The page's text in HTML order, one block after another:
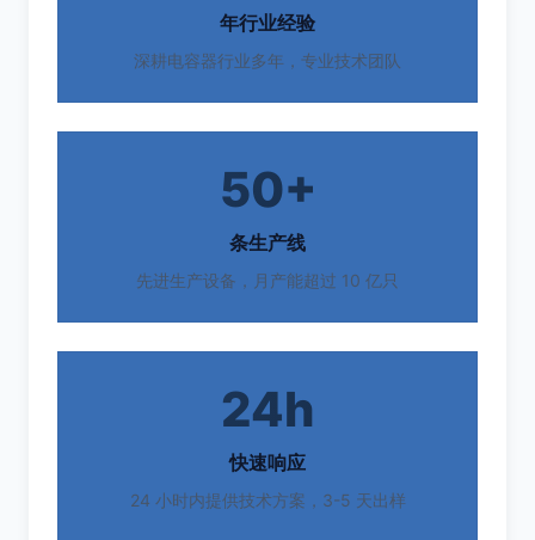
年行业经验
深耕电容器行业多年，专业技术团队
50+
条生产线
先进生产设备，月产能超过 10 亿只
24h
快速响应
24 小时内提供技术方案，3-5 天出样